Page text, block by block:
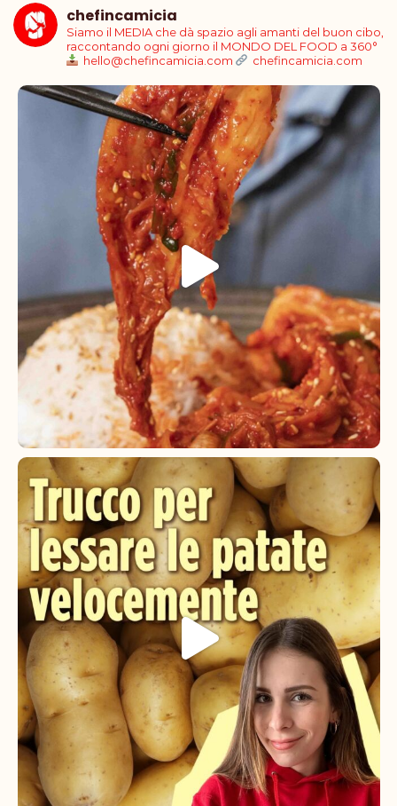
chefincamicia
Siamo il MEDIA che dà spazio agli amanti del buon cibo,
raccontando ogni giorno il MONDO DEL FOOD a 360°
hello@chefincamicia.com
chefincamicia.com